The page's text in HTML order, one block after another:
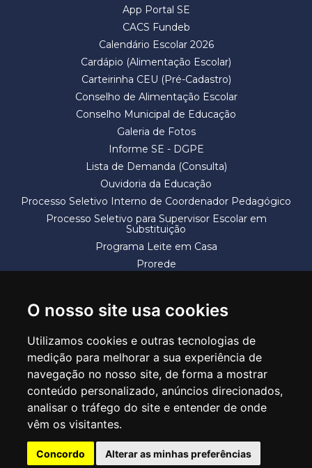
O nosso site usa cookies
Utilizamos cookies e outras tecnologias de
medição para melhorar a sua experiência de
navegação no nosso site, de forma a mostrar
conteúdo personalizado, anúncios direcionados,
analisar o tráfego do site e entender de onde
vêm os visitantes.
Concordo Alterar as minhas preferências
App Portal SE
CACS Fundeb
Calendário Escolar 2026
Cardápio (Alimentação Escolar)
Carteirinha CEU (Pré-Cadastro)
Conselho de Alimentação Escolar
Conselho Municipal de Educação
Galeria de Fotos
Informe SE - DGPE
Lista de Demanda (Consulta)
Ouvidoria da Educação
Processo Seletivo Interno de Coordenador Pedagógico
Processo Seletivo para Supervisor Escolar em
Substituição
Programa Leite em Casa
Prorede
SECRETARIA DE EDUCAÇÃO
Rua Claudino Barbosa, 313 - Macedo - Guarulhos/SP CEP 07113-040
Central de Atendimento: *55 11 2475-7300